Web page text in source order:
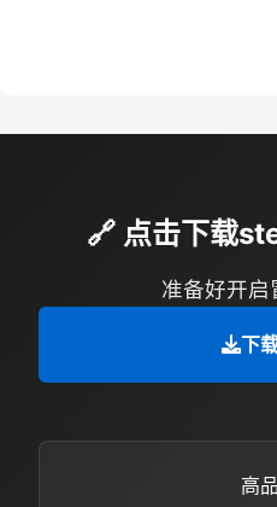
🔗 点击下载
准备好开启
下
高